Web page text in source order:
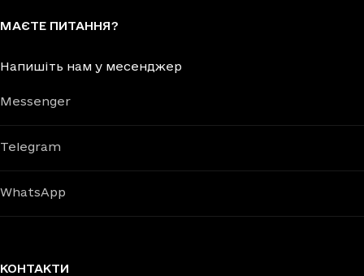
МАЄТЕ ПИТАННЯ?
Напишіть нам у месенджер
Messenger
Telegram
WhatsApp
КОНТАКТИ